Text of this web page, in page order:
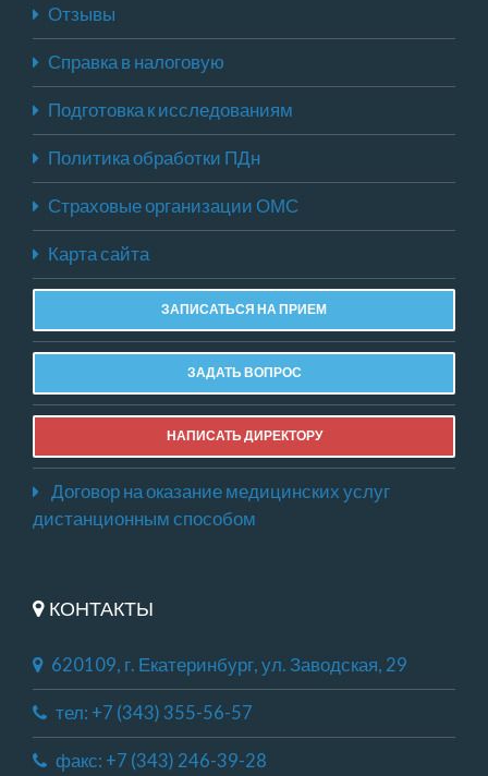
Отзывы
Справка в налоговую
Подготовка к исследованиям
Политика обработки ПДн
Страховые организации ОМС
Карта сайта
ЗАПИСАТЬСЯ НА ПРИЕМ
ЗАДАТЬ ВОПРОС
НАПИСАТЬ ДИРЕКТОРУ
Договор на оказание медицинских услуг
дистанционным способом
КОНТАКТЫ
620109, г. Екатеринбург, ул. Заводская, 29
тел: +7 (343) 355-56-57
факс: +7 (343) 246-39-28